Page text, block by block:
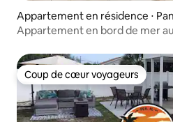
Appartement en résidence ⋅
Appartement en bord de mer
Coup de cœur voyageurs
Coup de cœur voyageurs